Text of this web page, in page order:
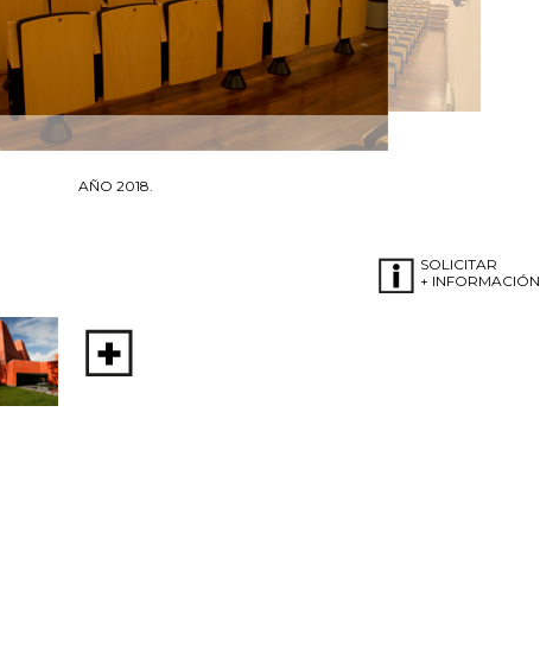
AÑO 2018.
SOLICITAR
+ INFORMACIÓN